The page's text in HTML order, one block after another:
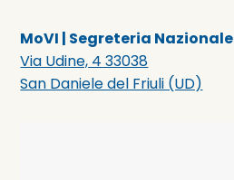
MoVI | Segreteria Nazionale
Via Udine, 4 33038
San Daniele del Friuli (UD)